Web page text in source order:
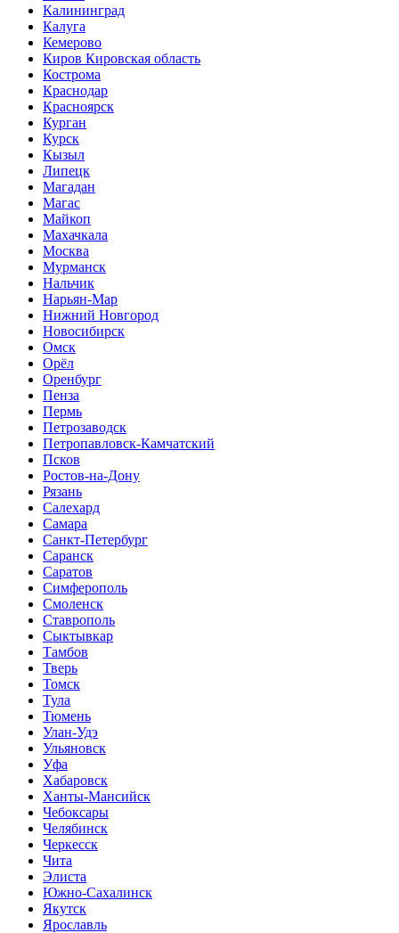
Калининград
Калуга
Кемерово
Киров Кировская область
Кострома
Краснодар
Красноярск
Курган
Курск
Кызыл
Липецк
Магадан
Магас
Майкоп
Махачкала
Москва
Мурманск
Нальчик
Нарьян-Мар
Нижний Новгород
Новосибирск
Омск
Орёл
Оренбург
Пенза
Пермь
Петрозаводск
Петропавловск-Камчатский
Псков
Ростов-на-Дону
Рязань
Салехард
Самара
Санкт-Петербург
Саранск
Саратов
Симферополь
Смоленск
Ставрополь
Сыктывкар
Тамбов
Тверь
Томск
Тула
Тюмень
Улан-Удэ
Ульяновск
Уфа
Хабаровск
Ханты-Мансийск
Чебоксары
Челябинск
Черкесск
Чита
Элиста
Южно-Сахалинск
Якутск
Ярославль